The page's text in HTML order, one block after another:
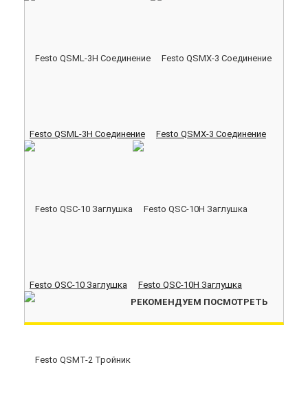
Festo QSML-3H Соединение Festo QSMX-3 Соединение
Festo QSC-10 Заглушка Festo QSC-10H Заглушка
РЕКОМЕНДУЕМ ПОСМОТРЕТЬ